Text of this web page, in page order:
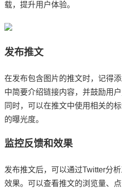
载，提升用户体验。
发布推文
在发布包含图片的推文时，记得
中简要介绍链接内容，并鼓励用
同时，可以在推文中使用相关的
的曝光度。
监控反馈和效果
发布推文后，可以通过Twitter分
效果。可以查看推文的浏览量、